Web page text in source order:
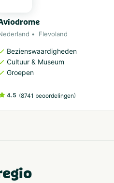
Flevoland
Bezienswaardigheden
Cultuur & Museum
Groepen
4.5 (8741 beoordelingen)